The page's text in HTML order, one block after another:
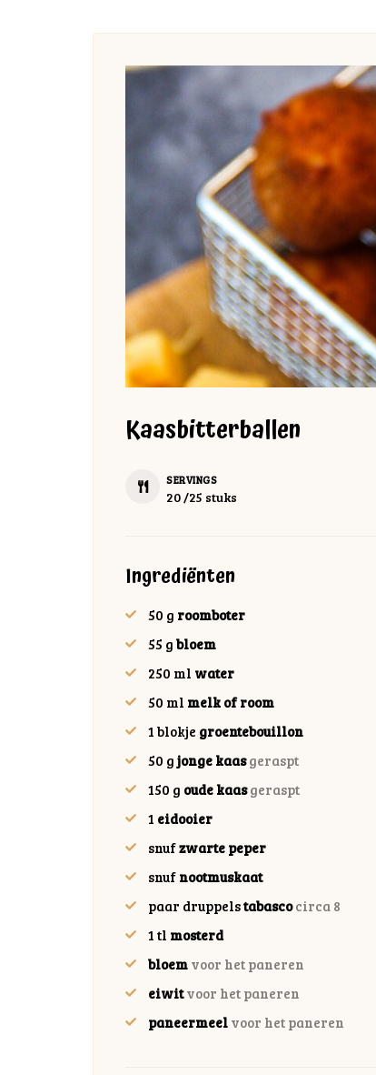
Kaasbitterballen
SERVINGS
20/25 stuks
Ingrediënten
50 g roomboter
55 g bloem
250 ml water
50 ml melk of room
1 blokje groentebouillon
50 g jonge kaas geraspt
150 g oude kaas geraspt
1 eidooier
snufzwarte peper
snuf nootmuskaat
paar druppelstabasco circa 8
1 tl mosterd
bloem voor het paneren
eiwit voor het paneren
paneermeel voor het paneren